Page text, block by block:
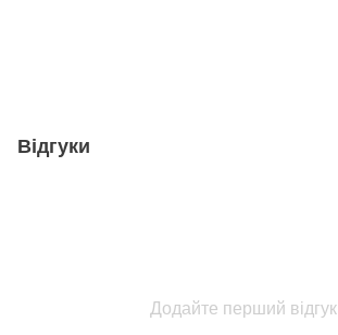
Відгуки
Додайте перший відгук